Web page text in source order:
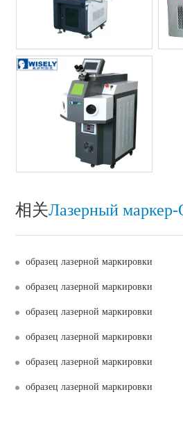
相关Лазерный маркер-
образец лазерной маркировки
образец лазерной маркировки
образец лазерной маркировки
образец лазерной маркировки
образец лазерной маркировки
образец лазерной маркировки